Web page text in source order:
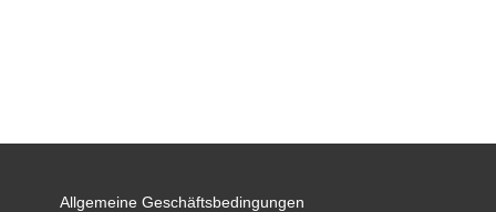
Allgemeine Geschäftsbedingungen